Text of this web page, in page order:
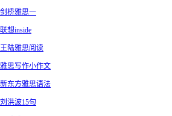
剑桥雅思一
联想inside
王陆雅思阅读
雅思写作小作文
新东方雅思语法
刘洪波15句